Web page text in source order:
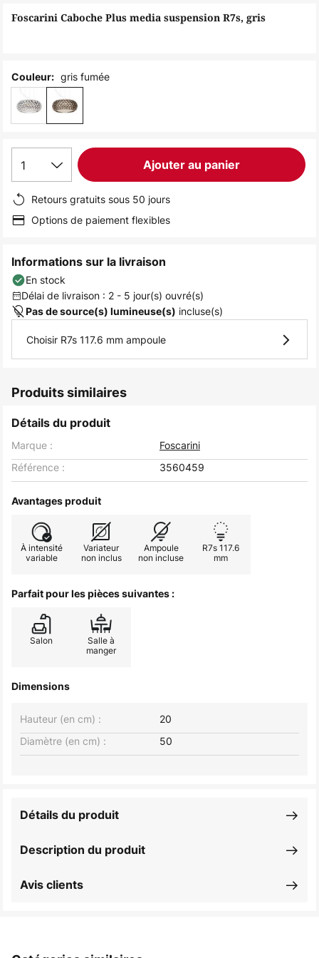
the
Foscarini Caboche Plus media suspension R7s, gris
Couleur: gris fumée
1 Ajouter au panier
Retours gratuits sous 50 jours
Options de paiement flexibles
Informations sur la livraison
En stock
Délai de livraison : 2 - 5 jour(s) ouvré(s)
Pas de source(s) lumineuse(s) incluse(s)
Choisir R7s 117.6 mm ampoule
Produits similaires
Détails du produit
Marque :
Foscarini
Référence :
3560459
Avantages produit
À intensité
variable
Variateur
non inclus
Ampoule
non incluse
R7s 117.6
mm
Parfait pour les pièces suivantes :
Salon
Salle à
manger
Dimensions
Hauteur (en cm) :
20
Diamètre (en cm) :
50
Description du produit
Détails du produit
Avis clients